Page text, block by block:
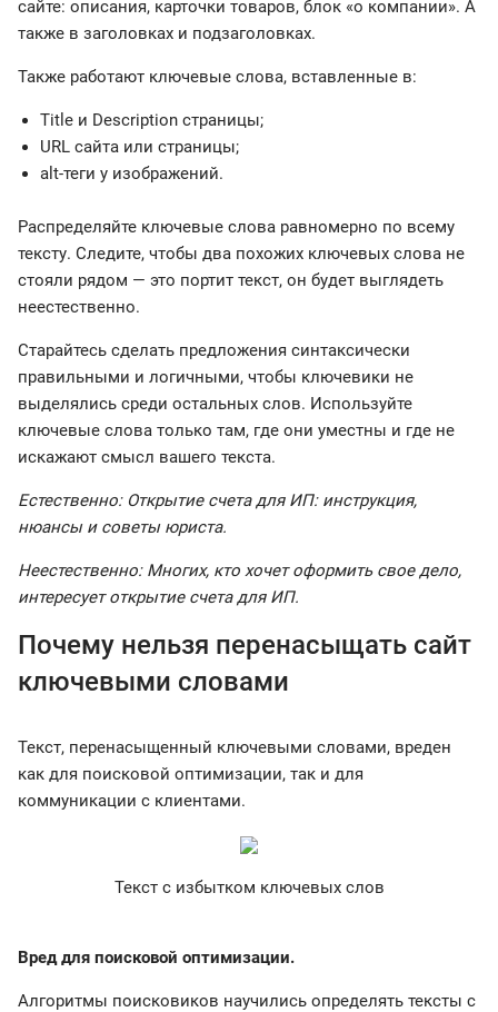
сайте: описания, карточки товаров, блок «о компании». А
также в заголовках и подзаголовках.
Также работают ключевые слова, вставленные в:
Title и Description страницы;
URL сайта или страницы;
alt-теги у изображений.
Распределяйте ключевые слова равномерно по всему
тексту. Следите, чтобы два похожих ключевых слова не
стояли рядом — это портит текст, он будет выглядеть
неестественно.
Старайтесь сделать предложения синтаксически
правильными и логичными, чтобы ключевики не
выделялись среди остальных слов. Используйте
ключевые слова только там, где они уместны и где не
искажают смысл вашего текста.
Естественно: Открытие счета для ИП: инструкция,
нюансы и советы юриста.
Неестественно: Многих, кто хочет оформить свое дело,
интересует открытие счета для ИП.
Почему нельзя перенасыщать сайт
ключевыми словами
Текст, перенасыщенный ключевыми словами, вреден
как для поисковой оптимизации, так и для
коммуникации с клиентами.
Текст с избытком ключевых слов
Вред для поисковой оптимизации.
Алгоритмы поисковиков научились определять тексты с